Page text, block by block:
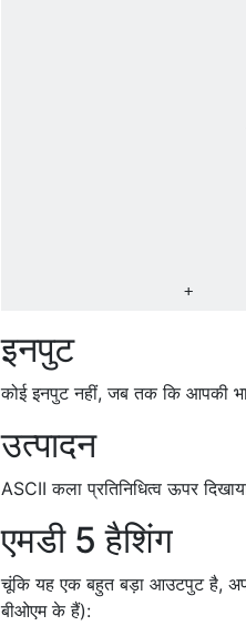
+ |
++-
+ |
+    |
+ |    |
++-+----
+ |    |
+++   |
+    |
+           |
+++          |
+ | +         |
इनपुट
कोई इनपुट नहीं, जब तक कि आपकी
उत्पादन
ASCII कला प्रतिनिधित्व ऊपर
एमडी 5 हैशिंग
चूंकि यह एक बहुत बड़ा आउटपुट है,
बीओएम के हैं):